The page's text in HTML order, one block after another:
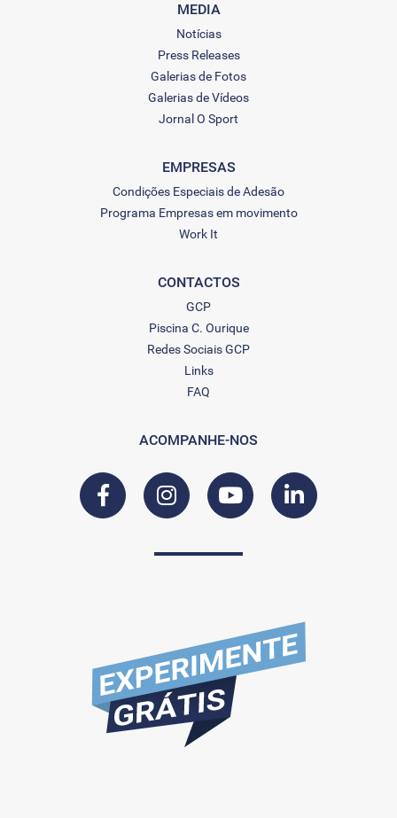
MEDIA
Notícias
Press Releases
Galerias de Fotos
Galerias de Vídeos
Jornal O Sport
EMPRESAS
Condições Especiais de Adesão
Programa Empresas em movimento
Work It
CONTACTOS
GCP
Piscina C. Ourique
Redes Sociais GCP
Links
FAQ
ACOMPANHE-NOS